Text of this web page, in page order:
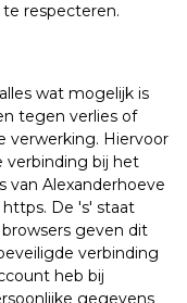
respecteren.
wat mogelijk is
tegen verlies of
verwerking. Hiervoor
verbinding bij het
van Alexanderhoeve
De 's' staat
geven dit
verbinding
heb bij
gegevens